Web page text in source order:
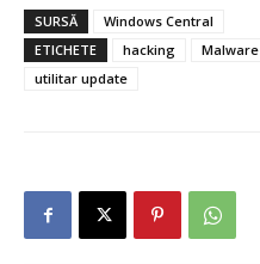
SURSĂ
Windows Central
ETICHETE
hacking Malware
utilitar update